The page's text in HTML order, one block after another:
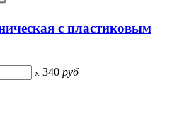
с пластиковым
x 340 руб